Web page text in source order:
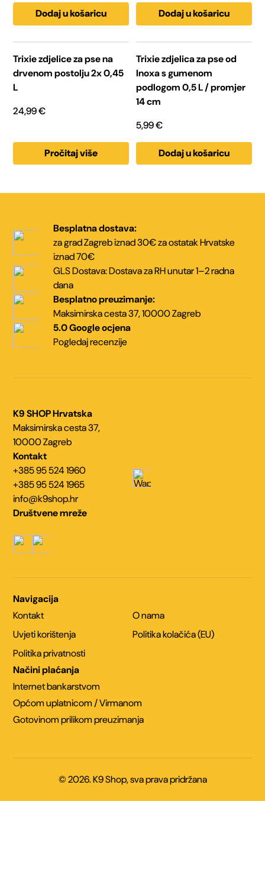
Dodaj u košaricu Dodaj u košaricu
Trixie zdjelice za pse na
drvenom postolju 2x 0,45
L
24,99€
Pročitaj više
Trixie zdjelica za pse od
Inoxa s gumenom
podlogom 0,5 L / promjer
14 cm
5,99€
Dodaj u košaricu
Besplatna dostava:
za grad Zagreb iznad 30€za ostatak Hrvatske
iznad 70€
GLS Dostava:Dostava za RH unutar1–2 radna
dana
Besplatno preuzimanje:
Maksimirska cesta 37,10000 Zagreb
5.0 Google ocjena
Pogledaj recenzije
K9 SHOP Hrvatska
Maksimirska cesta 37,
10000 Zagreb
Kontakt
+385 95 524 1960
+385 95 524 1965
info@k9shop.hr
Navigacija
Kontakt
O nama
Uvjeti korištenja
Politika kolačića (EU)
Politika privatnosti
Načini plaćanja
Internet bankarstvom
Općom uplatnicom / Virmanom
Gotovinom prilikom preuzimanja
Društvene mreže
© 2026. K9 Shop, sva prava pridržana